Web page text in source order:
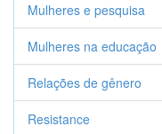
Mulheres e pesquisa
Mulheres na educação
Relações de gênero
Resistance